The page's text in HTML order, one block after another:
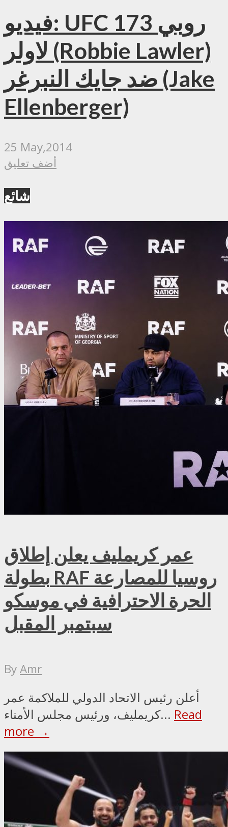
فيديو: UFC 173 روبي
لاولر (Robbie Lawler)
ضد جايك النبرغر (Jake
Ellenberger)
25 May,2014
أضف تعليق
شائع
عمر كريمليف يعلن إطلاق
بطولة RAF روسيا للمصارعة
الحرة الاحترافية في موسكو
سبتمبر المقبل
ByAmr
أعلن رئيس الاتحاد الدولي للملاكمة عمر
كريمليف، ورئيس مجلس الأمناء... Read
more →